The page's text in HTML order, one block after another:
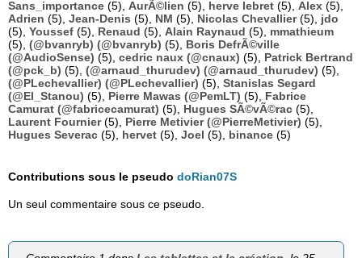
Sans_importance (5), AurÃ©lien (5), herve lebret (5), Alex (5),
Adrien (5), Jean-Denis (5), NM (5), Nicolas Chevallier(5), jdo
(5), Youssef (5), Renaud (5), Alain Raynaud (5), mmathieum
(5), (@bvanryb) (@bvanryb) (5), Boris DefrÃ©ville
(@AudioSense) (5), cedric naux (@cnaux) (5), Patrick Bertrand
(@pck_b) (5), (@arnaud_thurudev) (@arnaud_thurudev) (5),
(@PLechevallier) (@PLechevallier) (5), Stanislas Segard
(@El_Stanou) (5), Pierre Mawas (@PemLT) (5), Fabrice
Camurat (@fabricecamurat) (5), Hugues SÃ©vÃ©rac (5),
Laurent Fournier(5), Pierre Metivier (@PierreMetivier) (5),
Hugues Severac (5), hervet (5), Joel (5), binance (5)
Contributions sous le pseudo doRian07S
Un seul commentaire sous ce pseudo.